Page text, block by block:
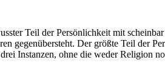
Teil der Persönlichkeit mit
gegenübersteht. Der größte Teil der
Instanzen, ohne die weder